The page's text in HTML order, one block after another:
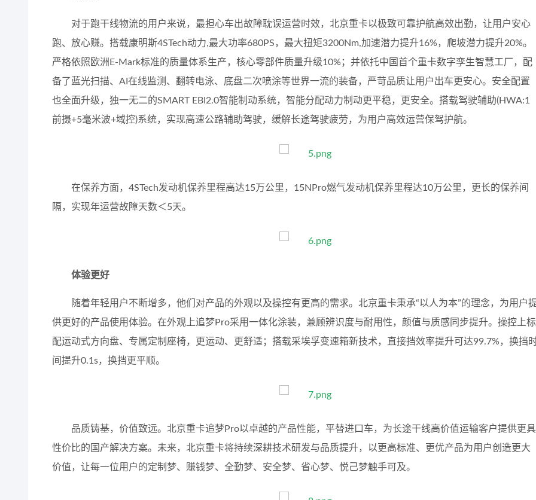
对于跑干线物流的用户来说，最担心车出故障耽误运营时效，北京重卡以极致可靠护航高效出勤，让用户安心
跑、放心赚。搭载康明斯4STech动力,最大功率680PS，最大扭矩3200Nm,加速潜力提升16%，爬坡潜力提升20%。
严格依照欧洲E-Mark标准的质量体系生产，核心零部件质量升级10%；并依托中国首个重卡数字孪生智慧工厂，配
备了蓝光扫描、AI在线监测、翻转电泳、底盘二次喷涂等世界一流的装备，严苛品质让用户出车更安心。安全配置
也全面升级，独一无二的SMART EBI2.0智能制动系统，智能分配动力制动更平稳，更安全。搭载驾驶辅助(HWA:1
前摄+5毫米波+域控)系统，实现高速公路辅助驾驶，缓解长途驾驶疲劳，为用户高效运营保驾护航。
在保养方面，4STech发动机保养里程高达15万公里，15NPro燃气发动机保养里程达10万公里，更长的保养间
隔，实现年运营故障天数＜5天。
体验更好
随着年轻用户不断增多，他们对产品的外观以及操控有更高的需求。北京重卡秉承“以人为本”的理念，为用户
供更好的产品使用体验。在外观上追梦Pro采用一体化涂装，兼顾辨识度与耐用性，颜值与质感同步提升。操控上标
配运动式方向盘、专属定制座椅，更运动、更舒适；搭载采埃孚变速箱新技术，直接挡效率提升可达99.7%，换挡
间提升0.1s，换挡更平顺。
品质铸基，价值致远。北京重卡追梦Pro以卓越的产品性能，平替进口车，为长途干线高价值运输客户提供更具
性价比的国产解决方案。未来，北京重卡将持续深耕技术研发与品质提升，以更高标准、更优产品为用户创造更大
价值，让每一位用户的定制梦、赚钱梦、全勤梦、安全梦、省心梦、悦己梦触手可及。